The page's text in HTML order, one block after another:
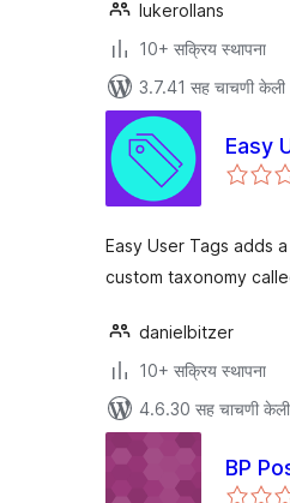
lukerollans
10+ सक्रिय स्थापना
3.7.41 सह चाचणी केली
Easy
Easy User Tags adds
custom taxonomy
danielbitzer
10+ सक्रिय स्थापना
4.6.30 सह चाचणी केली
BP